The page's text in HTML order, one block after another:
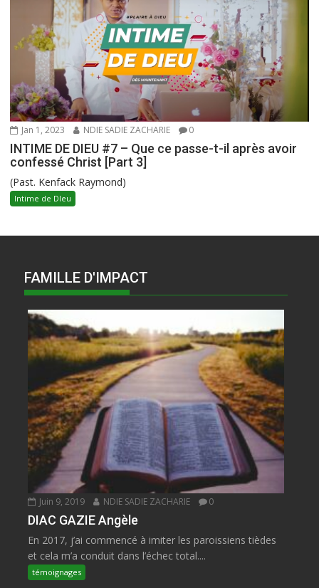
Jan 1, 2023 NDIE SADIE ZACHARIE 0
INTIME DE DIEU #7 – Que ce passe-t-il après avoir
confessé Christ [Part 3]
(Past. Kenfack Raymond)
Intime de DIeu
FAMILLE D'IMPACT
Juin 9, 2019 NDIE SADIE ZACHARIE 0
DIAC GAZIE Angèle
En 2017, j’ai commencé à imiter les paroissiens tièdes
et cela m’a conduit dans l’échec total....
témoignages